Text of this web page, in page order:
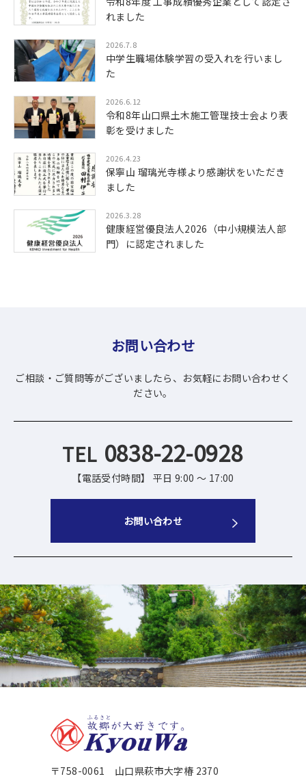
れました
2026.7.8
中学生職場体験学習の受入れを行いまし
た
2026.6.12
令和8年山口県土木施工管理技士会より表
彰を受けました
2026.4.23
保寧山 瑠璃光寺様より感謝状をいただき
ました
2026.3.28
健康経営優良法人2026（中小規模法人部
門）に認定されました
お問い合わせ
ご相談・ご質問等がございましたら、お気軽にお問い合わせく
ださい。
0838-22-0928
【電話受付時間】 平日 9:00 ～ 17:00
お問い合わせ
〒758-0061 山口県萩市大字椿 2370